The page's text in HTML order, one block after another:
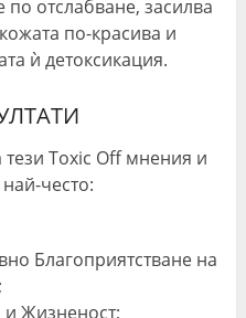
отслабване, засилва
по-красива и
ѝ детоксикация.
Toxic Off мнения и
често:
Благоприятстване на
Жизненост;